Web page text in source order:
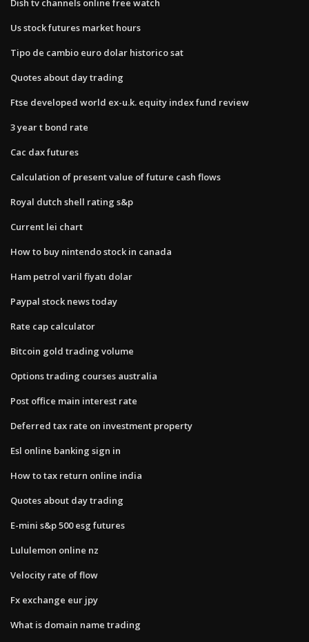
Dish tv channels online free watch
Us stock futures market hours
Tipo de cambio euro dolar historico sat
Quotes about day trading
Ftse developed world ex-u.k. equity index fund review
3 year t bond rate
Cac dax futures
Calculation of present value of future cash flows
Royal dutch shell rating s&p
Current lei chart
How to buy nintendo stock in canada
Ham petrol varil fiyatı dolar
Paypal stock news today
Rate cap calculator
Bitcoin gold trading volume
Options trading courses australia
Post office main interest rate
Deferred tax rate on investment property
Esl online banking sign in
How to tax return online india
Quotes about day trading
E-mini s&p 500 esg futures
Lululemon online nz
Velocity rate of flow
Fx exchange eur jpy
What is domain name trading